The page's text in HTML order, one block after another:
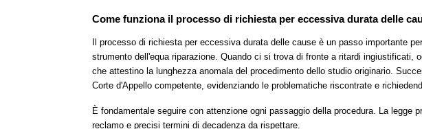
Come funziona il processo di richiesta per eccessiva durata delle
Il processo di richiesta per eccessiva durata delle cause è un passo importante
strumento dell'equa riparazione. Quando ci si trova di fronte a ritardi ingiustificati,
che attestino la lunghezza anomala del procedimento dello studio originario.
Corte d'Appello competente, evidenziando le problematiche riscontrate e
È fondamentale seguire con attenzione ogni passaggio della procedura. La legge
reclamo e precisi termini di decadenza da rispettare.